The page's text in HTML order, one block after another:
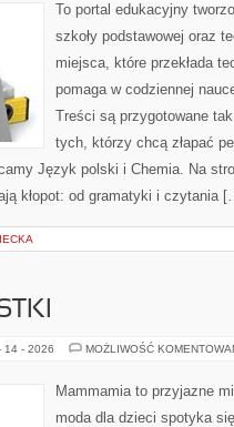
To portal edukacyjny
szkoły podstawowej oraz
miejsca, które przekłada
pomaga w codziennej
Treści są przygotowane
tych, którzy chcą złapać
Język polski i Chemia. Na
kłopot: od gramatyki i czytania
14 - 2026 MOŻLIWOŚĆ
Mammamia to przyjazne
moda dla dzieci spotyka